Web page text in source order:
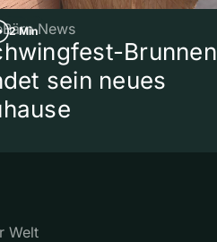
2 MinNews
Brunnen
sein neues
Welt